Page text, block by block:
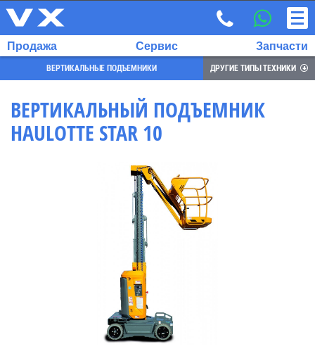
ВЫБРАННЫЙ
Продажа Сервис Запчасти
ВЕРТИКАЛЬНЫЕ ПОДЪЕМНИКИ ДРУГИЕ ТИПЫ ТЕХНИКИ
ВЕРТИКАЛЬНЫЙ ПОДЪЕМНИК
HAULOTTE STAR 10